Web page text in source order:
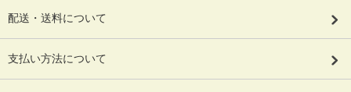
配送・送料について
支払い方法について